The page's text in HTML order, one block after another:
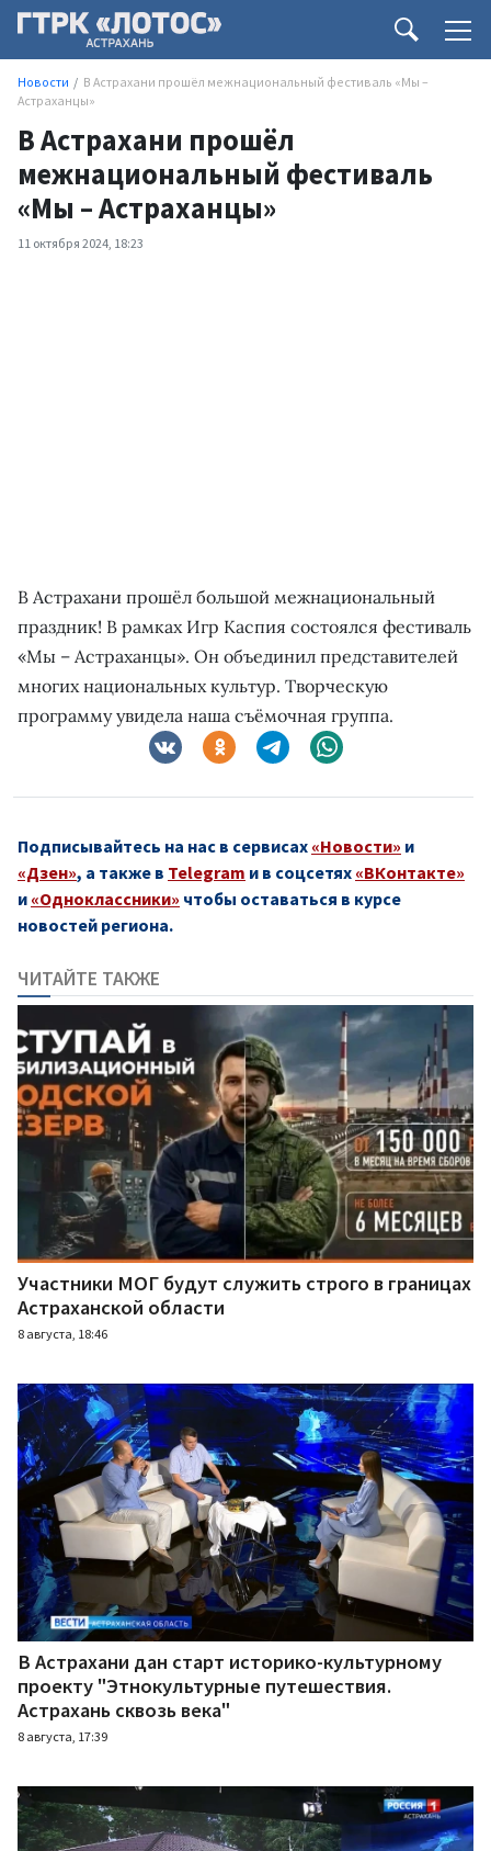
Новости
В Астрахани прошёл межнациональный фестиваль «Мы –
Астраханцы»
В Астрахани прошёл
межнациональный фестиваль
«Мы – Астраханцы»
11 октября 2024, 18:23
В Астрахани прошёл большой межнациональный
праздник! В рамках Игр Каспия состоялся фестиваль
«Мы – Астраханцы». Он объединил представителей
многих национальных культур. Творческую
программу увидела наша съёмочная группа.
Подписывайтесь на нас в сервисах «Новости» и
«Дзен», а также в Telegram и в соцсетях «ВКонтакте»
и «Одноклассники» чтобы оставаться в курсе
новостей региона.
ЧИТАЙТЕ ТАКЖЕ
Участники МОГ будут служить строго в границах
Астраханской области
8 августа, 18:46
В Астрахани дан старт историко-культурному
проекту "Этнокультурные путешествия.
Астрахань сквозь века"
8 августа, 17:39